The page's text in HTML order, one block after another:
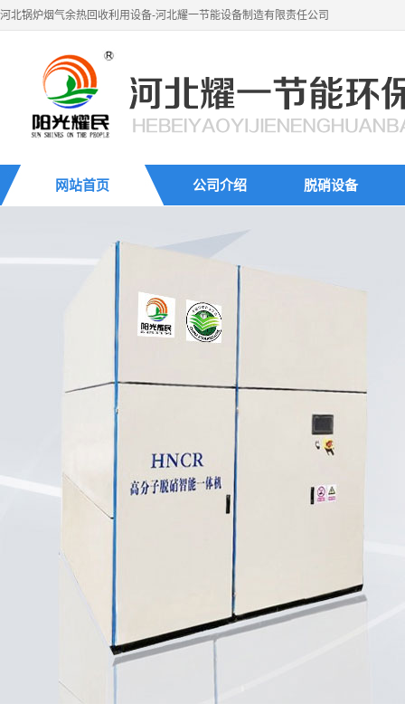
河北锅炉烟气余热回收利用设备-河北耀一节能设备制造有限责任公司
网站首页 公司介绍 脱硝设备